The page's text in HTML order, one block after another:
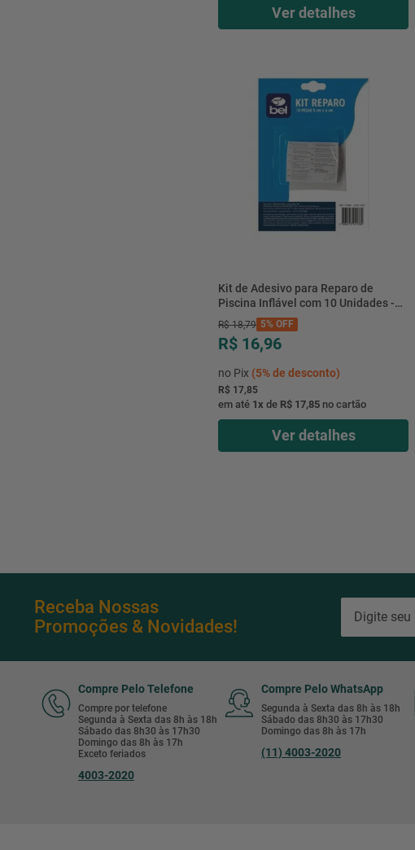
Ver detalhes
Kit de Adesivo para Reparo de
Piscina Inflável com 10 Unidades -
Belfix
R$ 18,79 5%OFF
R$ 16,96
no Pix (5%de desconto)
R$ 17,85
em até 1x de R$ 17,85no cartão
Ver detalhes
Receba Nossas
Promoções & Novidades!
Compre Pelo Telefone
Compre por telefone
Segunda à Sexta das 8h às 18h
Sábado das 8h30 às 17h30
Domingo das 8h às 17h
Exceto feriados
4003-2020
Compre Pelo WhatsApp
Segunda à Sexta das 8h às 18h
Sábado das 8h30 às 17h30
Domingo das 8h às 17h
(11) 4003-2020